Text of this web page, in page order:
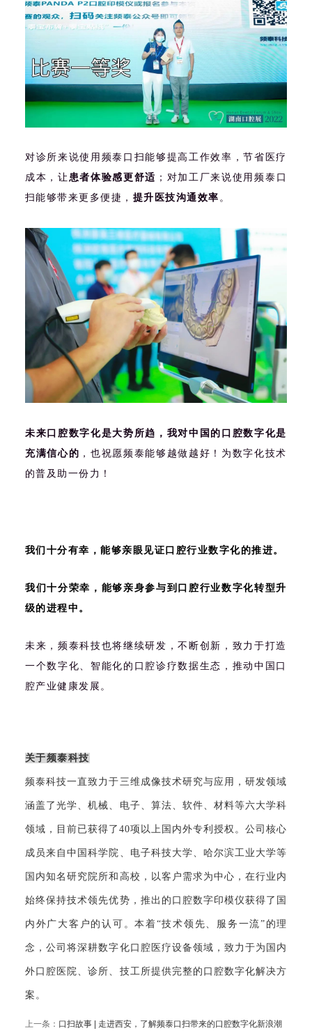
对诊所来说使用频泰口扫能够提高工作效率，节省医疗
成本，让 患者体验感更舒适 ；对加工厂来说使用频泰口
扫能够带来更多便捷， 提升医技沟通效率 。
未来口腔数字化是大势所趋，我对中国的口腔数字化是
充满信心的 ，也祝愿频泰能够越做越好！为数字化技术
的普及助一份力！
我们十分有幸，能够亲眼见证口腔行业数字化的推进。
我们十分荣幸，能够亲身参与到口腔行业数字化转型升
级的进程中。
未来，频泰科技也将继续研发，不断创新，致力于打造
一个数字化、智能化的口腔诊疗数据生态，推动中国口
腔产业健康发展。
关于频泰科技
频泰科技一直致力于三维成像技术研究与应用，研发领域
涵盖了光学、机械、电子、算法、软件、材料等六大学科
领域，目前已获得了40项以上国内外专利授权。公司核心
成员来自中国科学院、电子科技大学、哈尔滨工业大学等
国内知名研究院所和高校，以客户需求为中心，在行业内
始终保持技术领先优势，推出的口腔数字印模仪获得了国
内外广大客户的认可。本着“技术领先、服务一流”的理
念，公司将深耕数字化口腔医疗设备领域，致力于为国内
外口腔医院、诊所、技工所提供完整的口腔数字化解决方
案。
上一条： 口扫故事 | 走进西安，了解频泰口扫带来的口腔数字化新浪潮